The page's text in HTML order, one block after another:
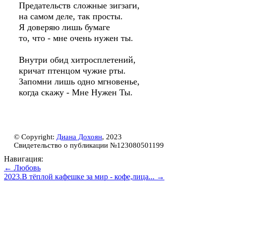
Предательств сложные зигзаги,
на самом деле, так просты.
Я доверяю лишь бумаге
то, что - мне очень нужен ты.
Внутри обид хитросплетений,
кричат птенцом чужие рты.
Запомни лишь одно мгновенье,
когда скажу - Мне Нужен Ты.
© Copyright: Диана Дохоян, 2023
Свидетельство о публикации №123080501199
Навигация:
← Любовь
2023.В тёплой кафешке за мир - кофе,лица... →